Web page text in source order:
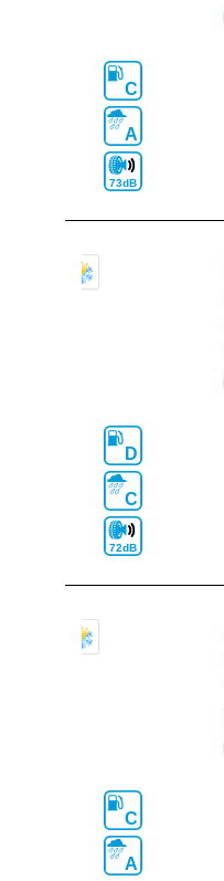
C
A
73dB
D
C
72dB
C
A